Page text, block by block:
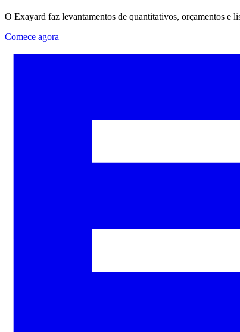
O Exayard faz levantamentos de quantitativos, orçamentos e
Comece agora